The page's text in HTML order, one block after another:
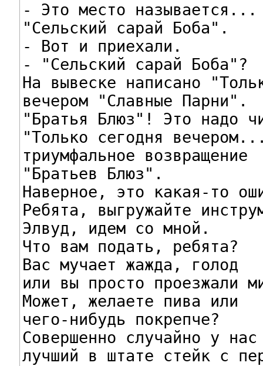
- Это место называется...
"Сельский сарай Боба".
- Вот и приехали.
- "Сельский сарай Боба"?
На вывеске написано
вечером "Славные Парни".
"Братья Блюз"! Это надо
"Только сегодня
триумфальное возвращение
"Братьев Блюз".
Наверное, это какая-то
Ребята, выгружайте
Элвуд, идем со мной.
Что вам подать, ребята?
Вас мучает жажда, голод
или вы просто проезжали
Может, желаете пива или
чего-нибудь покрепче?
Совершенно случайно у нас
лучший в штате стейк с